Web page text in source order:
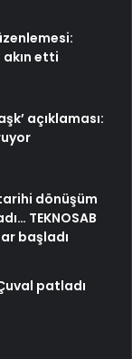
etti
açıklaması:
dönüşüm
TEKNOSAB
başladı
patladı